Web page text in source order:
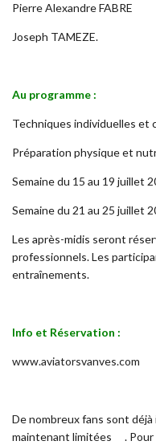
Pierre Alexandre FABRE
Joseph TAMEZE.
Au programme :
Techniques individuelles et
Préparation physique et
Semaine du 15 au 19 juillet
Semaine du 21 au 25 juillet
Les après-midis seront
professionnels. Les
entraînements.
Info et Réservation :
www.aviatorsvanves.com
De nombreux fans sont
maintenant limitées . Pour